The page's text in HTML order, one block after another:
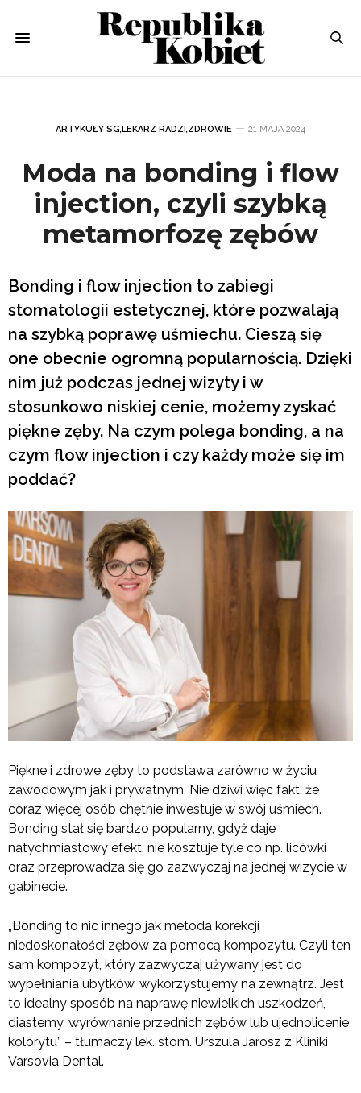
ARTYKUŁY SG,LEKARZ RADZI,ZDROWIE 21 MAJA 2024
Moda na bonding i flow
injection, czyli szybką
metamorfozę zębów
Bonding i flow injection to zabiegi
stomatologii estetycznej, które pozwalają
na szybką poprawę uśmiechu. Cieszą się
one obecnie ogromną popularnością. Dzięki
nim już podczas jednej wizyty i w
stosunkowo niskiej cenie, możemy zyskać
piękne zęby. Na czym polega bonding, a na
czym flow injection i czy każdy może się im
poddać?
Piękne i zdrowe zęby to podstawa zarówno w życiu
zawodowym jak i prywatnym. Nie dziwi więc fakt, że
coraz więcej osób chętnie inwestuje w swój uśmiech.
Bonding stał się bardzo popularny, gdyż daje
natychmiastowy efekt, nie kosztuje tyle co np. licówki
oraz przeprowadza się go zazwyczaj na jednej wizycie w
gabinecie.
„Bonding to nic innego jak metoda korekcji
niedoskonałości zębów za pomocą kompozytu. Czyli ten
sam kompozyt, który zazwyczaj używany jest do
wypełniania ubytków, wykorzystujemy na zewnątrz. Jest
to idealny sposób na naprawę niewielkich uszkodzeń,
diastemy, wyrównanie przednich zębów lub ujednolicenie
kolorytu” – tłumaczy lek. stom. Urszula Jarosz z Kliniki
Varsovia Dental.